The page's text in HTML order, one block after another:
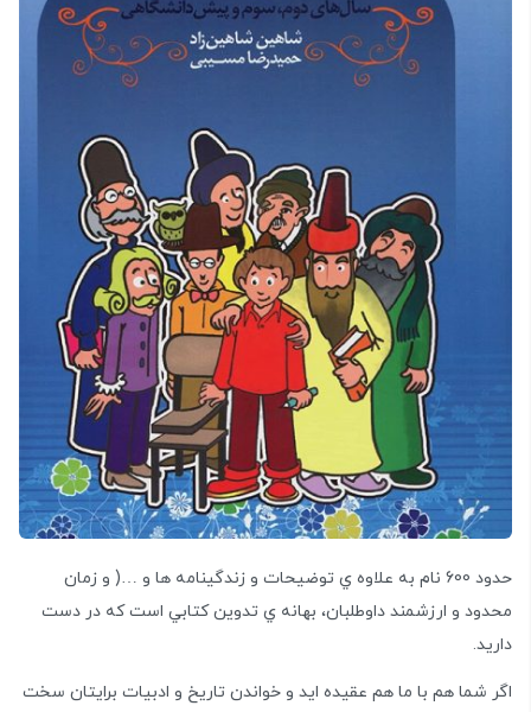
حدود 600 نام به علاوه ي توضيحات و زندگينامه ها و …( و زمان
محدود و ارزشمند داوطلبان، بهانه ي تدوين كتابي است كه در دست
دارید.
اگر شما هم با ما هم عقیده اید و خواندن تاریخ و ادبیات برایتان سخت